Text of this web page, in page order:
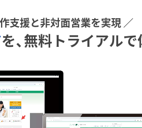
支援と非対面営業を実現 ／
を、無料トライアル